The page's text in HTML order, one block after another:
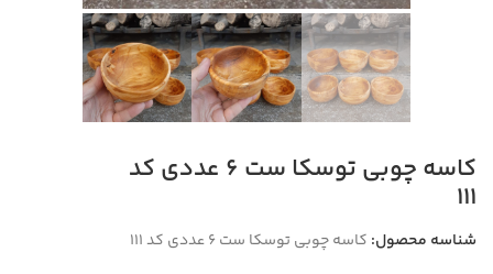
کاسه چوبی توسکا ست ۶ عددی کد
۱۱۱
شناسه محصول: کاسه چوبی توسکا ست ۶ عددی کد ۱۱۱